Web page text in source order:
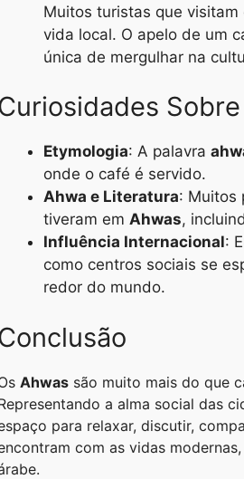
Muitos turistas que
vida local. O apelo de um
única de mergulhar na
Etymologia: A palavra
onde o café é servido.
Ahwa e Literatura: Muitos
tiveram em Ahwas,
Influência Internacional:
como centros sociais se
redor do mundo.
Ahwas são muito mais do que
a alma social das
para relaxar, discutir,
com as vidas